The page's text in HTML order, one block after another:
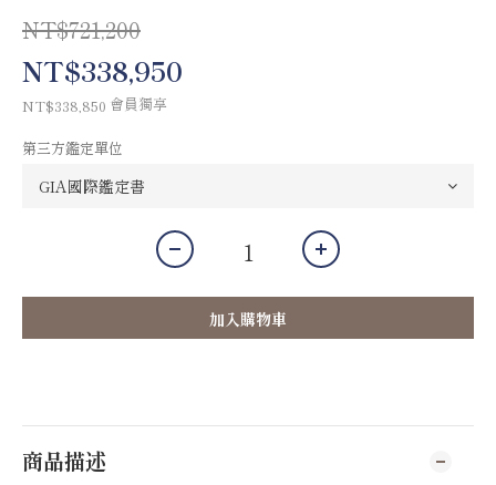
NT$721,200
NT$338,950
NT$338,850 會員獨享
第三方鑑定單位
加入購物車
商品描述